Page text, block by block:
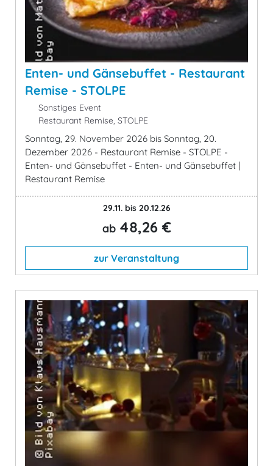
Enten- und Gänsebuffet - Restaurant
Remise - STOLPE
Sonstiges Event
Restaurant Remise, STOLPE
Sonntag, 29. November 2026 bis Sonntag, 20.
Dezember 2026 - Restaurant Remise - STOLPE -
Enten- und Gänsebuffet - Enten- und Gänsebuffet |
Restaurant Remise
29.11. bis 20.12.26
ab 48,26 €
zur Veranstaltung